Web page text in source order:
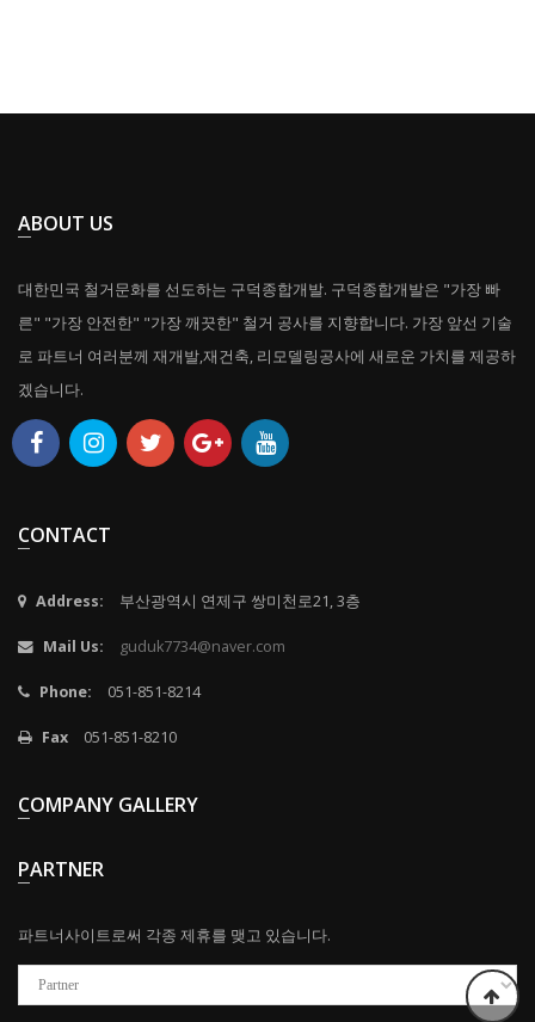
ABOUT US
대한민국 철거문화를 선도하는 구덕종합개발. 구덕종합개발은 "가장 빠
른" "가장 안전한" "가장 깨끗한" 철거 공사를 지향합니다. 가장 앞선 기술
로 파트너 여러분께 재개발,재건축, 리모델링공사에 새로운 가치를 제공하
겠습니다.
CONTACT
Address: 부산광역시 연제구 쌍미천로21, 3층
Mail Us: guduk7734@naver.com
Phone: 051-851-8214
Fax 051-851-8210
COMPANY GALLERY
PARTNER
파트너사이트로써 각종 제휴를 맺고 있습니다.